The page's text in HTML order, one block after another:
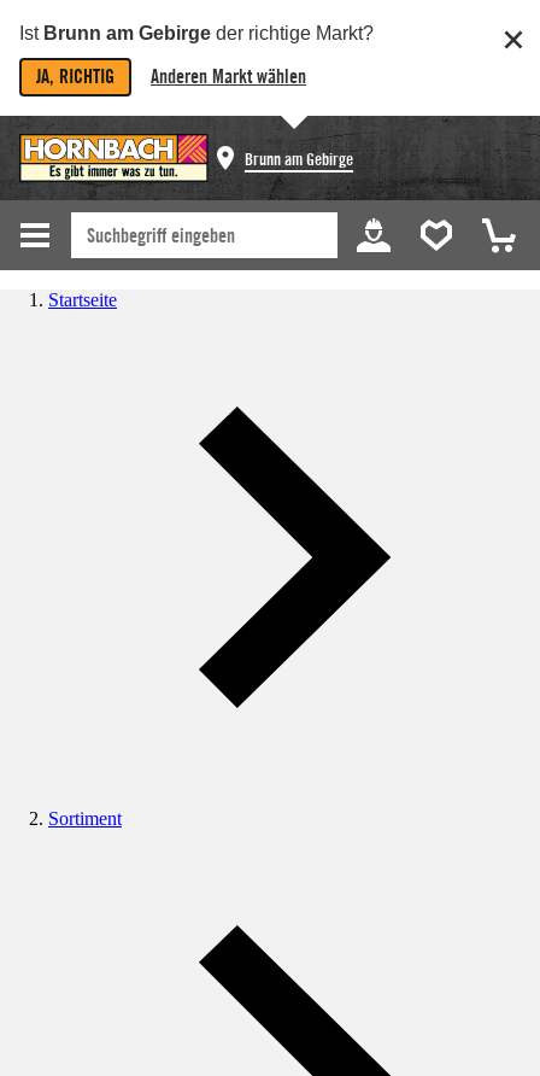
Ist Brunn am Gebirge der richtige Markt?
JA, RICHTIG Anderen Markt wählen
Brunn am Gebirge
Startseite
Sortiment